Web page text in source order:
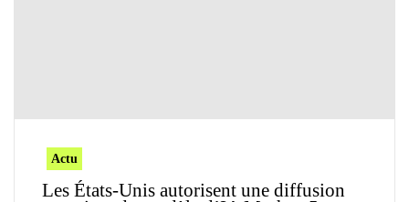
Actu
Les États-Unis autorisent une diffusion